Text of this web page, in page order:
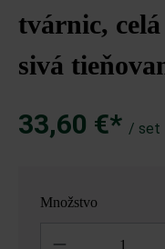
tvárnic,
sivá
33,60 €* / set
Množstvo